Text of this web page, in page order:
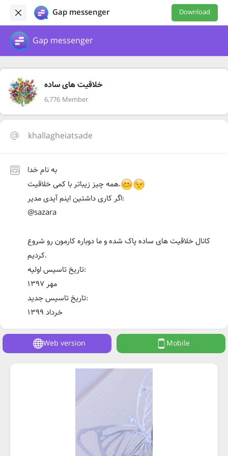
Gap messenger Download
Gap messenger
خلاقیت های ساده
6,776 Member
khallagheiatsade
به نام خدا
همه چیز زیباتر با کمی خلاقیت.
اگر کاری داشتین اینم آیدی مدیر:
@sazara
کانال خلاقیت های ساده پاک شده و ما دوباره کارمون رو شروع
کردیم.
تاریخ تاسیس اولیه:
مهر ۱۳۹۷
تاریخ تاسیس جدید:
خرداد ۱۳۹۹
Web version Mobile